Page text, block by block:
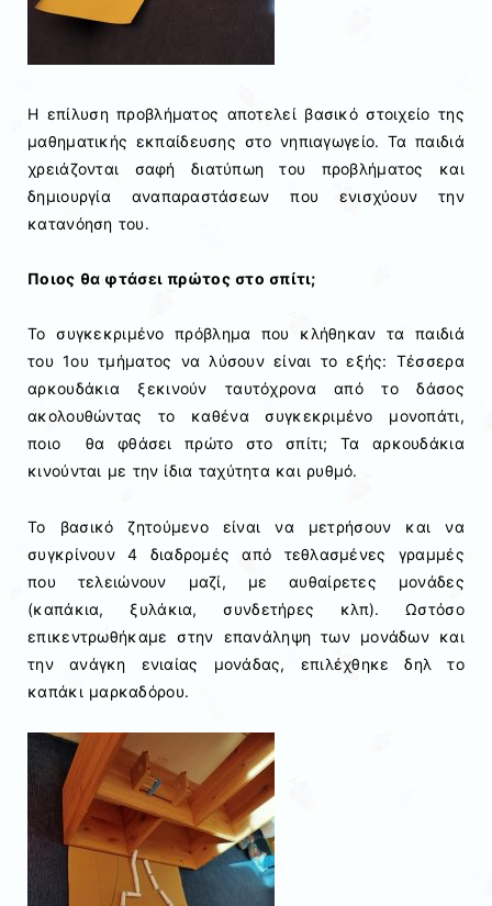
Η επίλυση προβλήματος αποτελεί βασικό στοιχείο της
μαθηματικής εκπαίδευσης στο νηπιαγωγείο. Τα παιδιά
χρειάζονται σαφή διατύπωη του προβλήματος και
δημιουργία αναπαραστάσεων που ενισχύουν την
κατανόηση του.
Ποιος θα φτάσει πρώτος στο σπίτι;
Το συγκεκριμένο πρόβλημα που κλήθηκαν τα παιδιά
του 1ου τμήματος να λύσουν είναι το εξής: Τέσσερα
αρκουδάκια ξεκινούν ταυτόχρονα από το δάσος
ακολουθώντας το καθένα συγκεκριμένο μονοπάτι,
ποιο θα φθάσει πρώτο στο σπίτι; Τα αρκουδάκια
κινούνται με την ίδια ταχύτητα και ρυθμό.
Το βασικό ζητούμενο είναι να μετρήσουν και να
συγκρίνουν 4 διαδρομές από τεθλασμένες γραμμές
που τελειώνουν μαζί, με αυθαίρετες μονάδες
(καπάκια, ξυλάκια, συνδετήρες κλπ). Ωστόσο
επικεντρωθήκαμε στην επανάληψη των μονάδων και
την ανάγκη ενιαίας μονάδας, επιλέχθηκε δηλ το
καπάκι μαρκαδόρου.